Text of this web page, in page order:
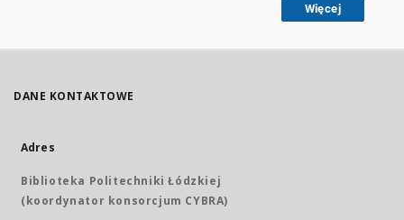
Więcej
DANE KONTAKTOWE
Adres
Biblioteka Politechniki Łódzkiej
(koordynator konsorcjum CYBRA)